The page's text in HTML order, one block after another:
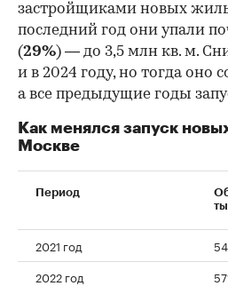
застройщиками новых
последний год они упали
(29%) — до 3,5 млн кв. м.
и в 2024 году, но тогда оно
а все предыдущие годы
Как менялся запуск
Москве
Период
2021 год
2022 год